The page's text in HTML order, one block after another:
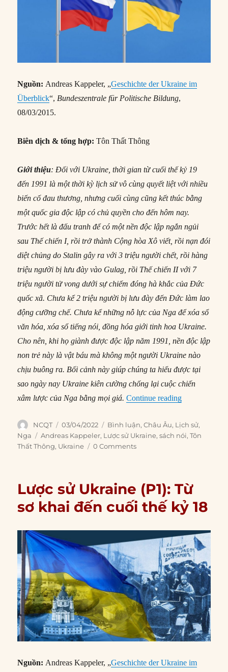
Nguồn: Andreas Kappeler, „Geschichte der Ukraine im
Überblick“, Bundeszentrale für Politische Bildung,
08/03/2015.
Biên dịch & tổng hợp:Tôn Thất Thông
Giới thiệu: Đối với Ukraine, thời gian từ cuối thế kỷ 19
đến 1991 là một thời kỳ lịch sử vô cùng quyết liệt với nhiều
biến cố đau thương, nhưng cuối cùng cũng kết thúc bằng
một quốc gia độc lập có chủ quyền cho đến hôm nay.
Trước hết là đấu tranh để có một nền độc lập ngắn ngủi
sau Thế chiến I, rồi trở thành Cộng hòa Xô viết, rồi nạn đói
diệt chủng do Stalin gây ra với 3 triệu người chết, rồi hàng
triệu người bị lưu đày vào Gulag, rồi Thế chiến II với 7
triệu người tử vong dưới sự chiếm đóng hà khắc của Đức
quốc xã. Chưa kể 2 triệu người bị lưu đày đến Đức làm lao
động cưỡng chế. Chưa kể những nỗ lực của Nga để xóa sổ
văn hóa, xóa sổ tiếng nói, đồng hóa giới tinh hoa Ukraine.
Cho nên, khi họ giành được độc lập năm 1991, nền độc lập
non trẻ này là vật báu mà không một người Ukraine nào
chịu buông ra. Bối cảnh này giúp chúng ta hiểu được tại
sao ngày nay Ukraine kiên cường chống lại cuộc chiến
xâm lược của Nga bằng mọi giá.Continue reading“Lược sử
Author
NCQT
Posted
on
03/04/2022 Categories
Bình luận,Châu Âu, Lịch sử,
Nga
Tags
Andreas Kappeler, Lược sử Ukraine,sách nói,Tôn
Thất Thông, Ukraine 0 Comments
Lược sử Ukraine (P1): Từ
sơ khai đến cuối thế kỷ 18
Nguồn: Andreas Kappeler, „Geschichte der Ukraine im